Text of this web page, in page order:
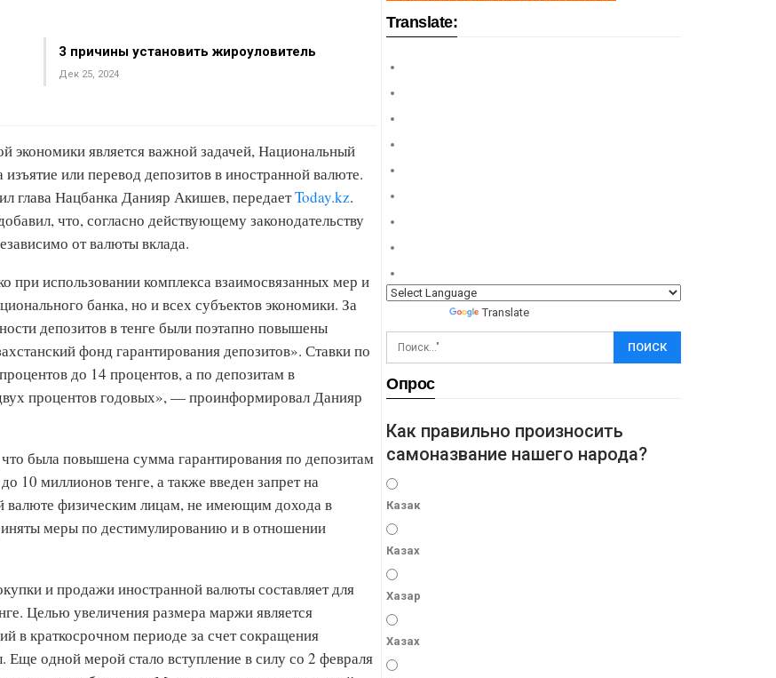
3 причины установить жироуловитель
Дек 25, 2024
экономики является важной задачей, Национальный
или перевод депозитов в иностранной валюте.
глава Нацбанка Данияр Акишев, передаетToday.kz.
что, согласно действующему законодательству
от валюты вклада.
при использовании комплекса взаимосвязанных мер и
банка, но и всех субъектов экономики. За
и депозитов в тенге были поэтапно повышены
фонд гарантирования депозитов». Ставки по
до 14 процентов, а по депозитам в
процентов годовых», — проинформировал Данияр
была повышена сумма гарантирования по депозитам
10 миллионов тенге, а также введен запрет на
валюте физическим лицам, не имеющим дохода в
меры по дестимулированию и в отношении
и продажи иностранной валюты составляет для
Целью увеличения размера маржи является
в краткосрочном периоде за счет сокращения
одной мерой стало вступление в силу со 2 февраля
Translate:
Translate
Опрос
Как правильно произносить
самоназвание нашего народа?
Казак
Казах
Хазар
Хазах